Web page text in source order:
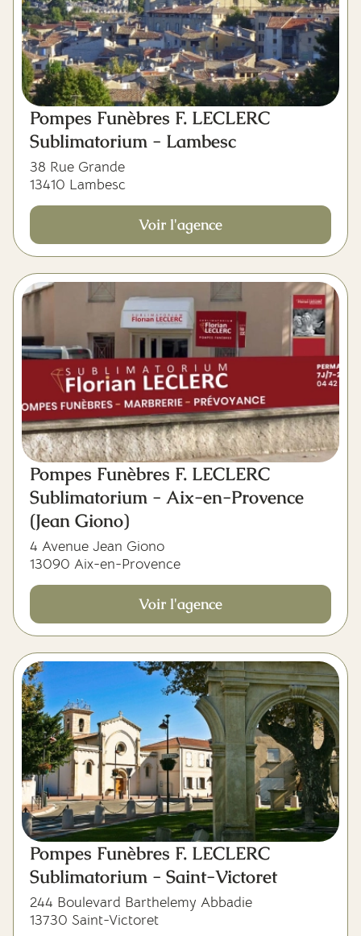
Pompes Funèbres F. LECLERC
Sublimatorium - Lambesc
38 Rue Grande
13410 Lambesc
Voir l'agence
Pompes Funèbres F. LECLERC
Sublimatorium - Aix-en-Provence
(Jean Giono)
4 Avenue Jean Giono
13090 Aix-en-Provence
Voir l'agence
Pompes Funèbres F. LECLERC
Sublimatorium - Saint-Victoret
244 Boulevard Barthelemy Abbadie
13730 Saint-Victoret